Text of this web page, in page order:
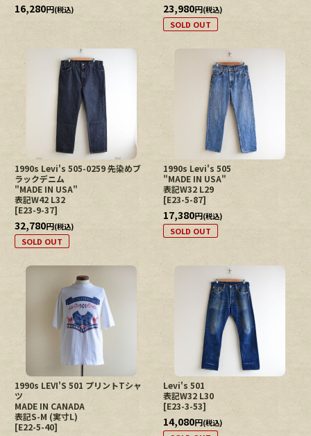
16,280円(税込) 23,980円(税込)
SOLD OUT
1990s Levi's 505-0259 先染めブ
ラックデニム
"MADE IN USA"
表記W42 L32
[E23-9-37]
32,780円(税込)
SOLD OUT
1990s Levi's 505
"MADE IN USA"
表記W32 L29
[E23-5-87]
17,380円(税込)
SOLD OUT
1990s LEVI'S 501 プリントTシャ
ツ
MADE IN CANADA
表記S-M (実寸L)
[E22-5-40]
Levi's 501
表記W32 L30
[E23-3-53]
14,080円(税込)